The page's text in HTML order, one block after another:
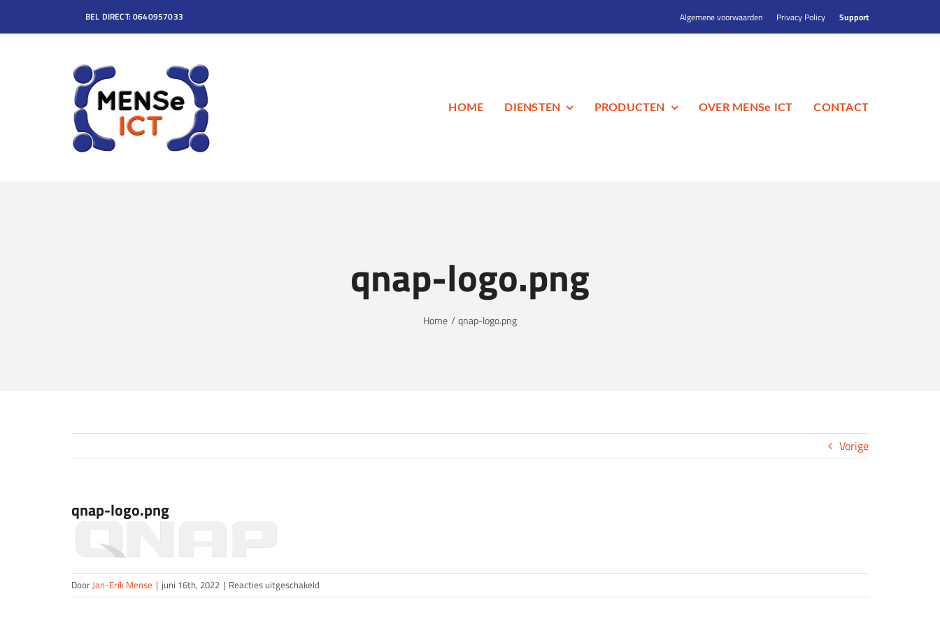
BEL DIRECT: 0640957033 Algemene voorwaarden Privacy Policy Support
HOME DIENSTEN PRODUCTEN OVER MENSe ICT CONTACT
qnap-logo.png
Home qnap-logo.png
Vorige
qnap-logo.png
DoorJan-Erik Mense | juni 16th, 2022 | Reacties uitgeschakeld
qnap-